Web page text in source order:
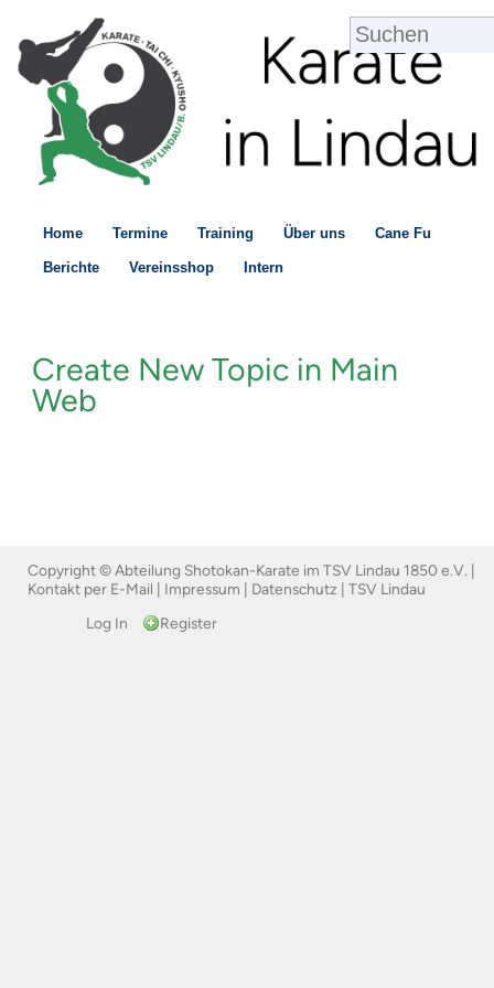
Home Termine Training Über uns Cane Fu
Berichte Vereinsshop Intern
Create New Topic in Main
Web
Copyright © Abteilung Shotokan-Karate im TSV Lindau 1850 e.V. |
Kontakt per E-Mail
Impressum Datenschutz
TSV Lindau
Log In
Register